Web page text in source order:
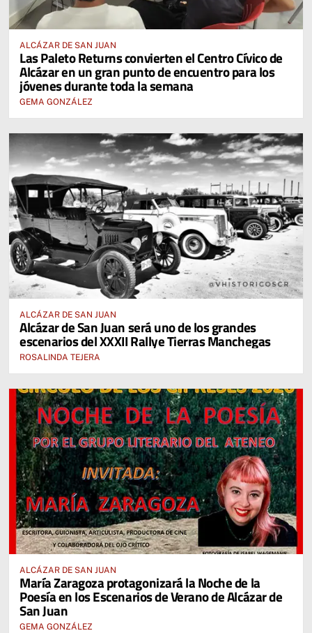
ALCÁZAR DE SAN JUAN
Las Paleto Returns convierten el Centro Cívico de
Alcázar en un gran punto de encuentro para los
jóvenes durante toda la semana
GEMA GONZÁLEZ
ALCÁZAR DE SAN JUAN
Alcázar de San Juan será uno de los grandes
escenarios del XXXII Rallye Tierras Manchegas
ROSALINDA TEJERA
ALCÁZAR DE SAN JUAN
María Zaragoza protagonizará la Noche de la
Poesía en los Escenarios de Verano de Alcázar de
San Juan
GEMA GONZÁLEZ